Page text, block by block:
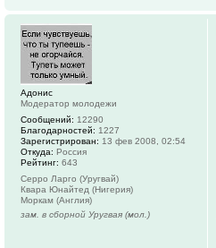
Адонис
Модератор молодежи
Сообщений: 12290
Благодарностей: 1227
Зарегистрирован: 13 фев 2008, 02:54
Откуда: Россия
Рейтинг: 643
Серро Ларго (Уругвай)
Квара Юнайтед (Нигерия)
Моркам (Англия)
зам. в сборной Уругвая (мол.)